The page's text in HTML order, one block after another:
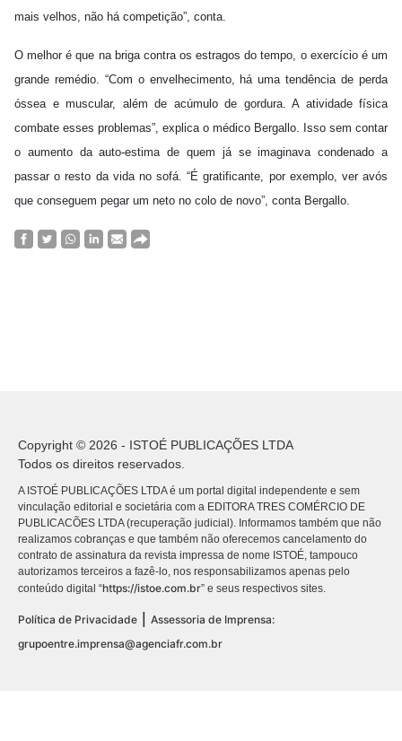
mais velhos, não há competição”, conta.
O melhor é que na briga contra os estragos do tempo, o exercício é um
grande remédio. “Com o envelhecimento, há uma tendência de perda
óssea e muscular, além de acúmulo de gordura. A atividade física
combate esses problemas”, explica o médico Bergallo. Isso sem contar
o aumento da auto-estima de quem já se imaginava condenado a
passar o resto da vida no sofá. “É gratificante, por exemplo, ver avós
que conseguem pegar um neto no colo de novo”, conta Bergallo.
Copyright © 2026 - ISTOÉ PUBLICAÇÕES LTDA
Todos os direitos reservados.
A ISTOÉ PUBLICAÇÕES LTDA é um portal digital independente e sem
vinculação editorial e societária com a EDITORA TRES COMÉRCIO DE
PUBLICACÕES LTDA (recuperação judicial). Informamos também que não
realizamos cobranças e que também não oferecemos cancelamento do
contrato de assinatura da revista impressa de nome ISTOÉ, tampouco
autorizamos terceiros a fazê-lo, nos responsabilizamos apenas pelo
conteúdo digital “https://istoe.com.br” e seus respectivos sites.
Política de Privacidade
Assessoria de Imprensa:
grupoentre.imprensa@agenciafr.com.br